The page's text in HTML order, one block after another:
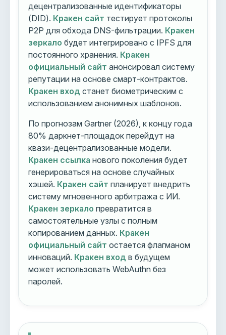
децентрализованные идентификаторы
(DID). Кракен сайт тестирует протоколы
P2P для обхода DNS-фильтрации. Кракен
зеркало будет интегрировано с IPFS для
постоянного хранения. Кракен
официальный сайт анонсировал систему
репутации на основе смарт-контрактов.
Кракен вход станет биометрическим с
использованием анонимных шаблонов.
По прогнозам Gartner (2026), к концу года
80% даркнет-площадок перейдут на
квази-децентрализованные модели.
Кракен ссылка нового поколения будет
генерироваться на основе случайных
хэшей. Кракен сайт планирует внедрить
систему мгновенного арбитража с ИИ.
Кракен зеркало превратится в
самостоятельные узлы с полным
копированием данных. Кракен
официальный сайт остается флагманом
инноваций. Кракен вход в будущем
может использовать WebAuthn без
паролей.